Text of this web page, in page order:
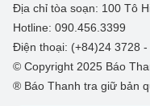
Địa chỉ tòa soạn: 100 Tô
Hotline: 090.456.3399
Điện thoại: (+84)24 3728
© Copyright 2025 Báo
® Báo Thanh tra giữ bản